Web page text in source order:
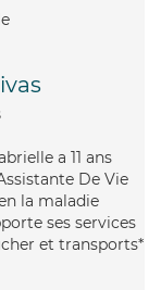
a 11 ans
De Vie
la maladie
ses services
et transports*